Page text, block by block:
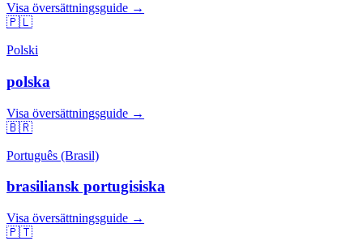
Visa översättningsguide →
🇵🇱
Polski
polska
Visa översättningsguide →
🇧🇷
Português (Brasil)
brasiliansk portugisiska
Visa översättningsguide →
🇵🇹